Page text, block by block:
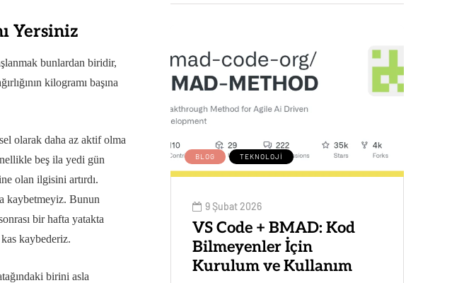
Yersiniz
bunlardan biridir,
kilogramı başına
olarak daha az aktif olma
beş ila yedi gün
olan ilgisini artırdı.
kaybetmeyiz. Bunun
bir hafta yatakta
kaybederiz.
birini asla
BLOG TEKNOLOJI
9 Şubat 2026
VS Code + BMAD: Kod
Bilmeyenler İçin
Kurulum ve Kullanım